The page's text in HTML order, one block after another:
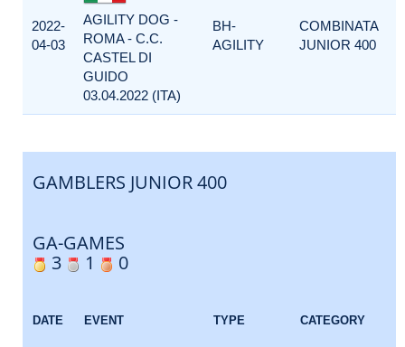
2022-
04-03
AGILITY DOG -
ROMA - C.C.
CASTEL DI
GUIDO
03.04.2022 (ITA)
BH-
AGILITY
COMBINATA
JUNIOR 400
GAMBLERS JUNIOR 400
GA-GAMES
3
1 0
DATE EVENT TYPE CATEGORY